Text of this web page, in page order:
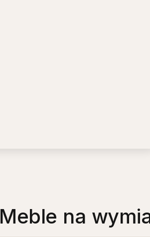
Meble na